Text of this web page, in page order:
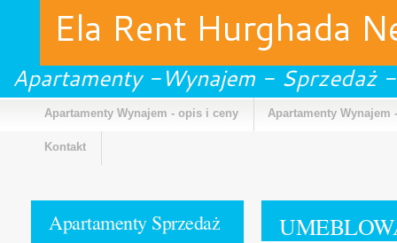
Ela Rent Hurghada
Apartamenty -Wynajem - Sprzedaż
Apartamenty Wynajem - opis i ceny Apartamenty Wynajem
Kontakt
Apartamenty Sprzedaż